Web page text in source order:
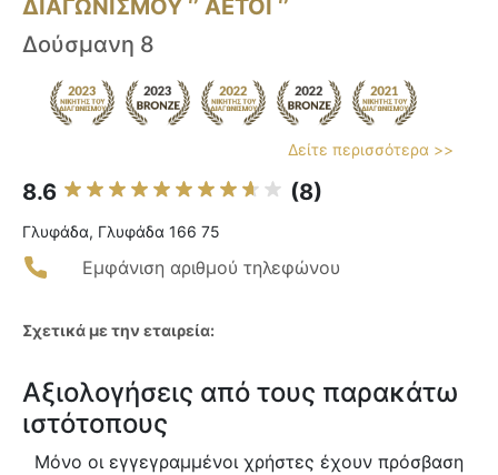
ΔΙΑΓΩΝΙΣΜΟΥ ‘’ ΑΕΤΟΙ ‘’
Δούσμανη 8
Δείτε περισσότερα >>
8.6 (8)
Γλυφάδα, Γλυφάδα 166 75
Εμφάνιση αριθμού τηλεφώνου
Σχετικά με την εταιρεία:
Αξιολογήσεις από τους παρακάτω
ιστότοπους
Μόνο οι εγγεγραμμένοι χρήστες έχουν πρόσβαση